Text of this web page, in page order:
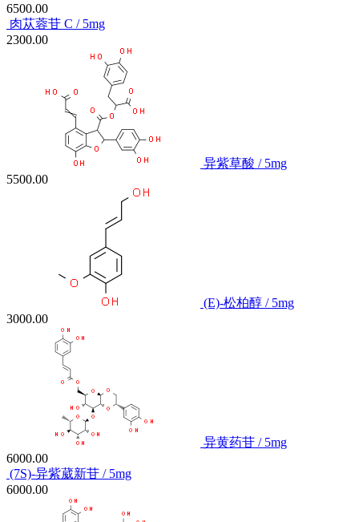
6500.00
肉苁蓉苷 C / 5mg
2300.00
异紫草酸 / 5mg
5500.00
(E)-松柏醇 / 5mg
3000.00
异黄药苷 / 5mg
6000.00
(7S)-异紫葳新苷 / 5mg
6000.00